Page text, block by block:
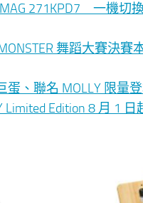
271KPD7 一機
舞蹈大賽決
蛋、聯名 MOLLY 限
Edition 8 月 1 日